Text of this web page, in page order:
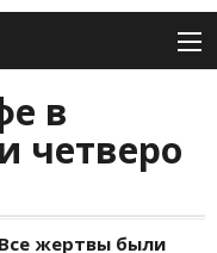
в
четверо
жертвы были